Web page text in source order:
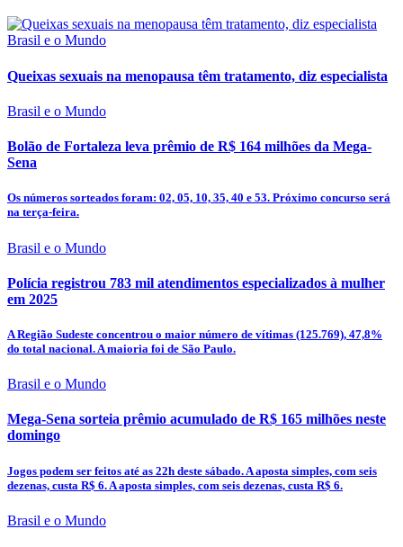
Brasil e o Mundo
Queixas sexuais na menopausa têm tratamento, diz especialista
Brasil e o Mundo
Bolão de Fortaleza leva prêmio de R$ 164 milhões da Mega-
Sena
Os números sorteados foram: 02, 05, 10, 35, 40 e 53. Próximo concurso será
na terça-feira.
Brasil e o Mundo
Polícia registrou 783 mil atendimentos especializados à mulher
em 2025
A Região Sudeste concentrou o maior número de vítimas (125.769), 47,8%
do total nacional. A maioria foi de São Paulo.
Brasil e o Mundo
Mega-Sena sorteia prêmio acumulado de R$ 165 milhões neste
domingo
Jogos podem ser feitos até as 22h deste sábado. A aposta simples, com seis
dezenas, custa R$ 6. A aposta simples, com seis dezenas, custa R$ 6.
Brasil e o Mundo